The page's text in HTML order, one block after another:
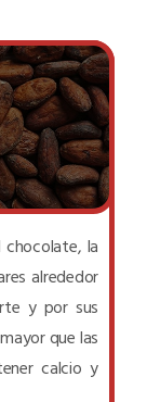
chocolate, la
alrededor
y por sus
que las
calcio y